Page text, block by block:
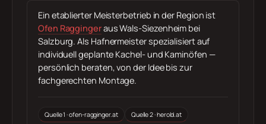
Ein etablierter Meisterbetrieb in der Region ist
Ofen Raggingeraus Wals-Siezenheim bei
Salzburg. Als Hafnermeister spezialisiert auf
individuell geplante Kachel- und Kaminöfen —
persönlich beraten, von der Idee bis zur
fachgerechten Montage.
Quelle 1 · ofen-ragginger.at Quelle 2 · herold.at